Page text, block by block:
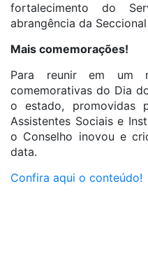
fortalecimento do
abrangência da
Mais comemorações!
Para reunir em um
comemorativas do Dia
o estado, promovidas
Assistentes Sociais e
o Conselho inovou e
data.
Confira aqui o conteúdo!